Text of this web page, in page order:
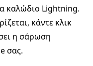
καλώδιο Lightning.
κάντε κλικ
η σάρωση
σας.